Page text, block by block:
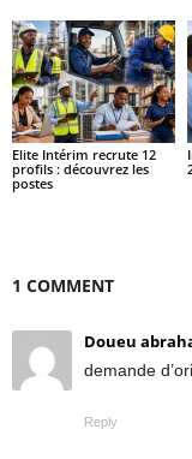
Elite Intérim recrute 12
profils : découvrez les
postes
1 COMMENT
Doueu
demande
Reply